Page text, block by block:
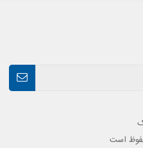
است